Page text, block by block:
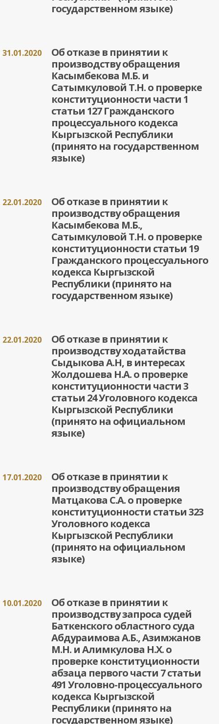
государственном языке)
31.01.2020
Об отказе в принятии к
производству обращения
Касымбекова М.Б. и
Сатымкуловой Т.Н. о проверке
конституционности части 1
статьи 127 Гражданского
процессуального кодекса
Кыргызской Республики
(принято на государственном
языке)
22.01.2020
Об отказе в принятии к
производству обращения
Касымбекова М.Б.,
Сатымкуловой Т.Н. о проверке
конституционности статьи 19
Гражданского процессуального
кодекса Кыргызской
Республики (принято на
государственном языке)
22.01.2020
Об отказе в принятии к
производству ходатайства
Сыдыкова А.Н, в интересах
Жолдошева Н.А. о проверке
конституционности части 3
статьи 24 Уголовного кодекса
Кыргызской Республики
(принято на официальном
языке)
17.01.2020
Об отказе в принятии к
производству обращения
Матцакова С.А. о проверке
конституционности статьи 323
Уголовного кодекса
Кыргызской Республики
(принято на официальном
языке)
10.01.2020
Об отказе в принятии к
производству запроса судей
Баткенского областного суда
Абдураимова А.Б., Азимжанов
М.Н. и Алимкулова Н.Х. о
проверке конституционности
абзаца первого части 7 статьи
491 Уголовно-процессуального
кодекса Кыргызской
Республики (принято на
государственном языке)